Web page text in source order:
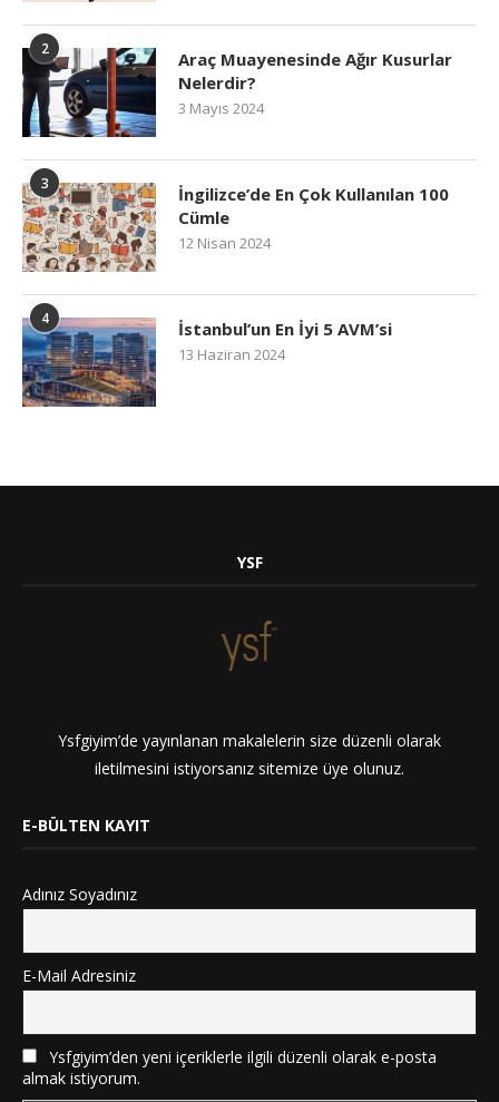
2
Araç Muayenesinde Ağır Kusurlar
Nelerdir?
3 Mayıs 2024
3
İngilizce’de En Çok Kullanılan 100
Cümle
12 Nisan 2024
4 İstanbul’un En İyi 5 AVM’si
13 Haziran 2024
YSF
Ysfgiyim’de yayınlanan makalelerin size düzenli olarak
iletilmesini istiyorsanız sitemize üye olunuz.
E-BÜLTEN KAYIT
Adınız Soyadınız
E-Mail Adresiniz
Ysfgiyim’den yeni içeriklerle ilgili düzenli olarak e-posta
almak istiyorum.